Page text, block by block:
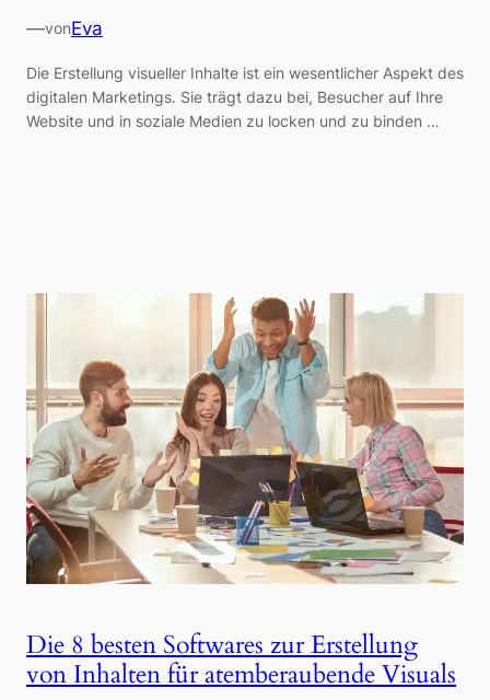
—vonEva
Die Erstellung visueller Inhalte ist ein wesentlicher Aspekt des
digitalen Marketings. Sie trägt dazu bei, Besucher auf Ihre
Website und in soziale Medien zu locken und zu binden …
Die 8 besten Softwares zur Erstellung
von Inhalten für atemberaubende Visuals